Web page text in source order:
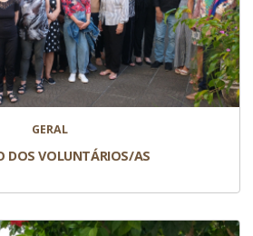
GERAL
DOS VOLUNTÁRIOS/AS